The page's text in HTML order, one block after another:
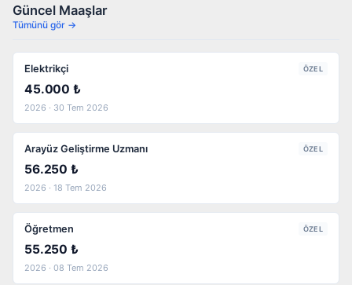
Güncel Maaşlar
Tümünü gör →
Elektrikçi ÖZEL
45.000 ₺
2026 · 30 Tem 2026
Arayüz Geliştirme Uzmanı ÖZEL
56.250 ₺
2026 · 18 Tem 2026
Öğretmen ÖZEL
55.250 ₺
2026 · 08 Tem 2026